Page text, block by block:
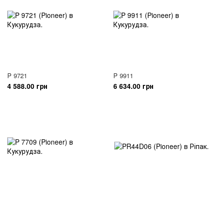
P 9721
4 588.00 грн
P 9911
6 634.00 грн